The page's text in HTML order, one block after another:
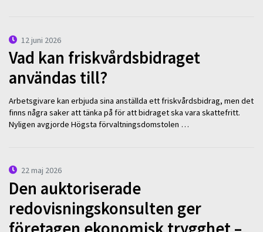
12 juni 2026
Vad kan friskvårdsbidraget
användas till?
Arbetsgivare kan erbjuda sina anställda ett friskvårdsbidrag, men det
finns några saker att tänka på för att bidraget ska vara skattefritt.
Nyligen avgjorde Högsta förvaltningsdomstolen …
22 maj 2026
Den auktoriserade
redovisningskonsulten ger